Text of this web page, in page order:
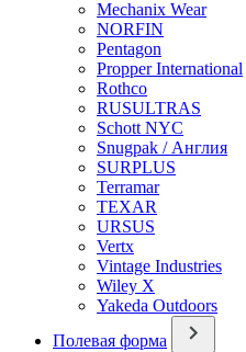
Mechanix Wear
NORFIN
Pentagon
Propper International
Rothco
RUSULTRAS
Schott NYC
Snugpak / Англия
SURPLUS
Terramar
TEXAR
URSUS
Vertx
Vintage Industries
Wiley X
Yakeda Outdoors
Полевая форма